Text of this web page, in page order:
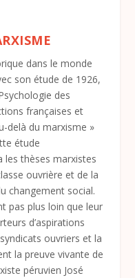
dans le monde
son étude de 1926,
des
françaises et
delà du marxisme »
étude
les thèses marxistes
ouvrière et de la
changement social.
pas plus loin que leur
d’aspirations
ouvriers et la
la preuve vivante de
péruvien José